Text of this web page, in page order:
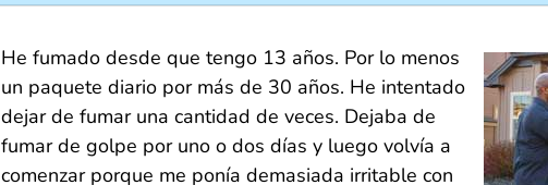
He fumado desde que tengo 13 años. Por lo menos
un paquete diario por más de 30 años. He intentado
dejar de fumar una cantidad de veces. Dejaba de
fumar de golpe por uno o dos días y luego volvía a
comenzar porque me ponía demasiada irritable con